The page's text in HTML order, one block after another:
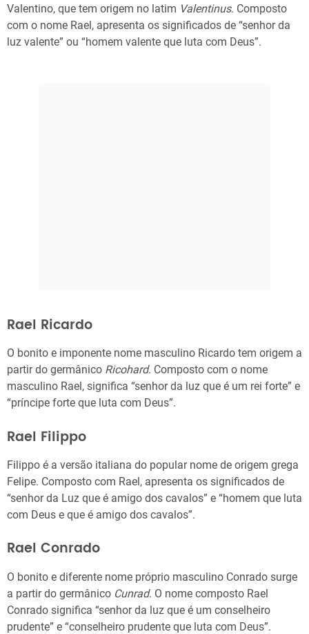
Valentino, que tem origem no latim Valentinus. Composto
com o nome Rael, apresenta os significados de “senhor da
luz valente” ou “homem valente que luta com Deus”.
Rael Ricardo
O bonito e imponente nome masculino Ricardo tem origem a
partir do germânico Ricohard. Composto com o nome
masculino Rael, significa “senhor da luz que é um rei forte” e
“príncipe forte que luta com Deus”.
Rael Filippo
Filippo é a versão italiana do popular nome de origem grega
Felipe. Composto com Rael, apresenta os significados de
“senhor da Luz que é amigo dos cavalos” e “homem que luta
com Deus e que é amigo dos cavalos”.
Rael Conrado
O bonito e diferente nome próprio masculino Conrado surge
a partir do germânico Cunrad. O nome composto Rael
Conrado significa “senhor da luz que é um conselheiro
prudente” e “conselheiro prudente que luta com Deus”.